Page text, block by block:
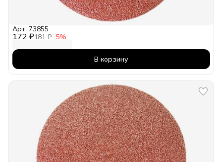
172 ₽181 ₽−5%
Арт: 73855
В корзину